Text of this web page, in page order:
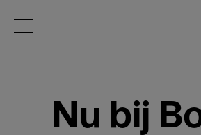
Open Menu
Nu bij